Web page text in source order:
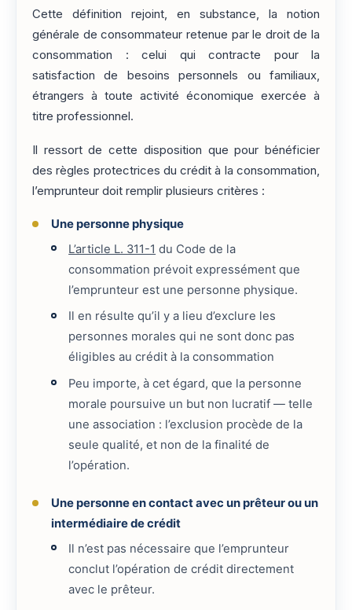
Cette définition rejoint, en substance, la notion
générale de consommateur retenue par le droit de la
consommation : celui qui contracte pour la
satisfaction de besoins personnels ou familiaux,
étrangers à toute activité économique exercée à
titre professionnel.
Il ressort de cette disposition que pour bénéficier
des règles protectrices du crédit à la consommation,
l’emprunteur doit remplir plusieurs critères :
Une personne physique
L’article L. 311-1 du Code de la
consommation prévoit expressément que
l’emprunteur est une personne physique.
Il en résulte qu’il y a lieu d’exclure les
personnes morales qui ne sont donc pas
éligibles au crédit à la consommation
Peu importe, à cet égard, que la personne
morale poursuive un but non lucratif — telle
une association : l’exclusion procède de la
seule qualité, et non de la finalité de
l’opération.
Une personne en contact avec un prêteur ou un
intermédiaire de crédit
Il n’est pas nécessaire que l’emprunteur
conclut l’opération de crédit directement
avec le prêteur.